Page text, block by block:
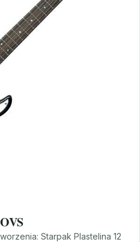
Starpak Plastelina 12